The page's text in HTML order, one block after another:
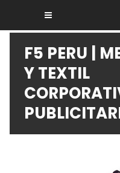
F5 PERU |
Y TEXTIL